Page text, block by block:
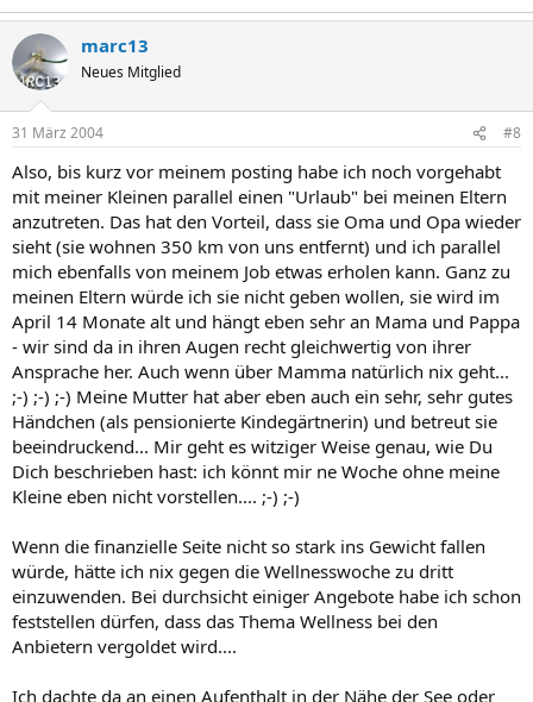
marc13
Neues Mitglied
31 März 2004 #8
Also, bis kurz vor meinem posting habe ich noch vorgehabt
mit meiner Kleinen parallel einen "Urlaub" bei meinen Eltern
anzutreten. Das hat den Vorteil, dass sie Oma und Opa wieder
sieht (sie wohnen 350 km von uns entfernt) und ich parallel
mich ebenfalls von meinem Job etwas erholen kann. Ganz zu
meinen Eltern würde ich sie nicht geben wollen, sie wird im
April 14 Monate alt und hängt eben sehr an Mama und Pappa
- wir sind da in ihren Augen recht gleichwertig von ihrer
Ansprache her. Auch wenn über Mamma natürlich nix geht...
;-) ;-) ;-) Meine Mutter hat aber eben auch ein sehr, sehr gutes
Händchen (als pensionierte Kindegärtnerin) und betreut sie
beeindruckend... Mir geht es witziger Weise genau, wie Du
Dich beschrieben hast: ich könnt mir ne Woche ohne meine
Kleine eben nicht vorstellen.... ;-) ;-)
Wenn die finanzielle Seite nicht so stark ins Gewicht fallen
würde, hätte ich nix gegen die Wellnesswoche zu dritt
einzuwenden. Bei durchsicht einiger Angebote habe ich schon
feststellen dürfen, dass das Thema Wellness bei den
Anbietern vergoldet wird....
Ich dachte da an einen Aufenthalt in der Nähe der See oder